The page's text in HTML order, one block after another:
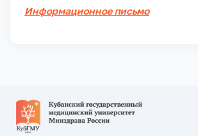
Информационное письмо